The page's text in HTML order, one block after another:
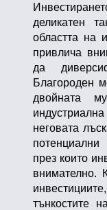
деликатен
областта на
привлича
да
Благороден
двойната
неговата
потенциални
през които
внимателно.
тънкостите